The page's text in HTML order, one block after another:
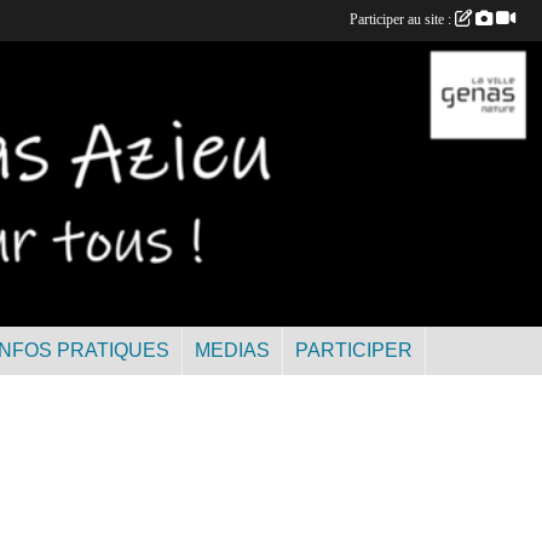
INFOS PRATIQUES MEDIAS PARTICIPER
Participer au site :